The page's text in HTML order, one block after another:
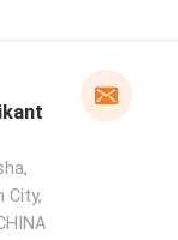
City,